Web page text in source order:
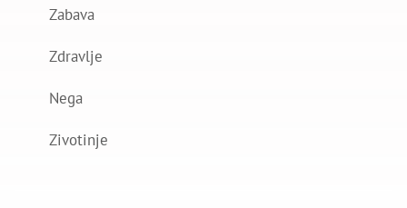
Zabava
Zdravlje
Nega
Zivotinje